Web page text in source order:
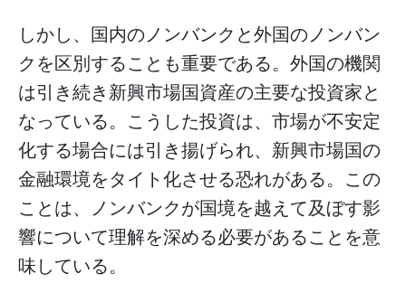
しかし、国内のノンバンクと外国のノンバン
クを区別することも重要である。外国の機関
は引き続き新興市場国資産の主要な投資家と
なっている。こうした投資は、市場が不安定
化する場合には引き揚げられ、新興市場国の
金融環境をタイト化させる恐れがある。この
ことは、ノンバンクが国境を越えて及ぼす影
響について理解を深める必要があることを意
味している。